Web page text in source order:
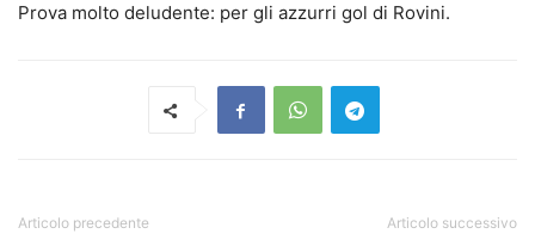
Prova molto deludente: per gli azzurri gol di Rovini.
Articolo precedente Articolo successivo